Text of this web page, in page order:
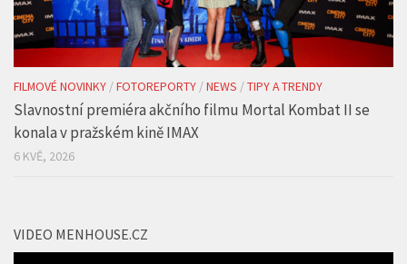
FILMOVÉ NOVINKY /FOTOREPORTY /NEWS /TIPY A TRENDY
Slavnostní premiéra akčního filmu Mortal Kombat II se
konala v pražském kině IMAX
6 KVĚ, 2026
VIDEO MENHOUSE.CZ